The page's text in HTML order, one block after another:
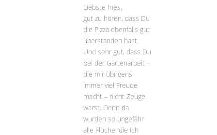
Liebste Ines,
gut zu hören, dass Du
die Pizza ebenfalls gut
überstanden hast.
Und sehr gut, dass Du
bei der Gartenarbeit –
die mir übrigens
immer viel Freude
macht – nicht Zeuge
warst. Denn da
wurden so ungefähr
alle Flüche, die ich